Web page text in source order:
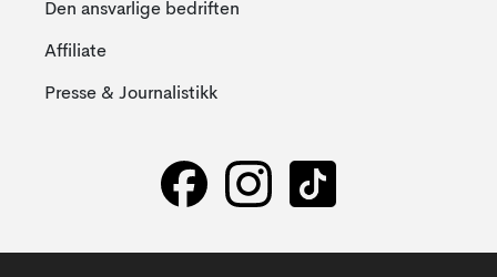
Den ansvarlige bedriften
Affiliate
Presse & Journalistikk